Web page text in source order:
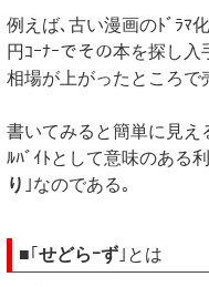
例えば､古い漫画のﾄﾞﾗﾏ
円ｺｰﾅｰでその本を探し
相場が上がったところで
書いてみると簡単に見え
ﾙﾊﾞｲﾄとして意味のある
り ｣なのである｡
■｢ せどらｰず ｣とは